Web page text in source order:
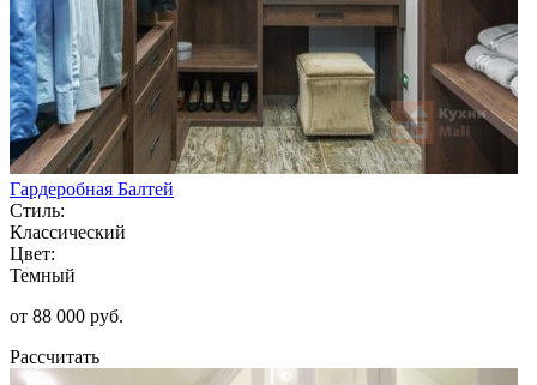
Гардеробная Балтей
Стиль:
Классический
Цвет:
Темный
от 88 000 руб.
Рассчитать